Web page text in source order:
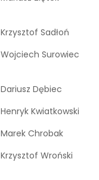
Krzysztof Sadłoń
Wojciech Surowiec
Dariusz Dębiec
Henryk Kwiatkowski
Marek Chrobak
Krzysztof Wroński